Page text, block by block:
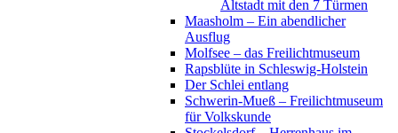
Altstadt mit den 7 Türmen
Maasholm – Ein abendlicher
Ausflug
Molfsee – das Freilichtmuseum
Rapsblüte in Schleswig-Holstein
Der Schlei entlang
Schwerin-Mueß – Freilichtmuseum
für Volkskunde